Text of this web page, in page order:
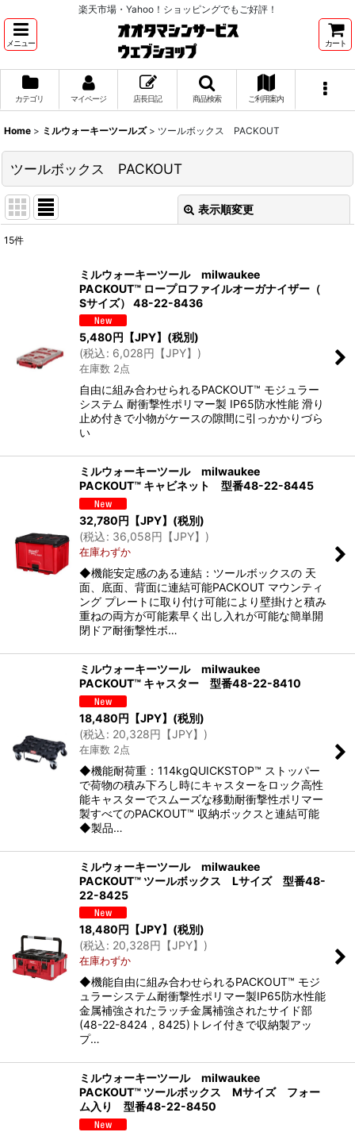
楽天市場・Yahoo！ショッピングでもご好評！
メニュー カート
カテゴリ マイページ 店長日記 商品検索 ご利用案内
Home > ミルウォーキーツールズ > ツールボックス PACKOUT
ツールボックス PACKOUT
表示順変更
絞り込む
15件
ミルウォーキーツール milwaukee
PACKOUT™ ロープロファイルオーガナイザー（
Sサイズ） 48-22-8436
5,480円【JPY】 (税別)
(税込: 6,028円【JPY】 )
在庫数 2点
自由に組み合わせられるPACKOUT™ モジュラー
システム 耐衝撃性ポリマー製 IP65防水性能 滑り
止め付きで小物がケースの隙間に引っかかりづら
い
ミルウォーキーツール milwaukee
PACKOUT™ キャビネット 型番48-22-8445
32,780円【JPY】 (税別)
(税込: 36,058円【JPY】 )
在庫わずか
◆機能安定感のある連結：ツールボックスの 天
面、底面、背面に連結可能PACKOUT マウンティ
ング プレートに取り付け可能により壁掛けと積み
重ねの両方が可能素早く出し入れが可能な簡単開
閉ドア耐衝撃性ボ…
ミルウォーキーツール milwaukee
PACKOUT™ キャスター 型番48-22-8410
18,480円【JPY】 (税別)
(税込: 20,328円【JPY】 )
在庫数 2点
◆機能耐荷重：114kgQUICKSTOP™ ストッパー
で荷物の積み下ろし時にキャスターをロック高性
能キャスターでスムーズな移動耐衝撃性ポリマー
製すべてのPACKOUT™ 収納ボックスと連結可能
◆製品…
ミルウォーキーツール milwaukee
PACKOUT™ ツールボックス Lサイズ 型番48-
22-8425
18,480円【JPY】 (税別)
(税込: 20,328円【JPY】 )
在庫わずか
◆機能自由に組み合わせられるPACKOUT™ モジ
ュラーシステム耐衝撃性ポリマー製IP65防水性能
金属補強されたラッチ金属補強されたサイド部
(48-22-8424，8425)トレイ付きで収納製アッ
プ…
ミルウォーキーツール milwaukee
PACKOUT™ ツールボックス Mサイズ フォー
ム入り 型番48-22-8450